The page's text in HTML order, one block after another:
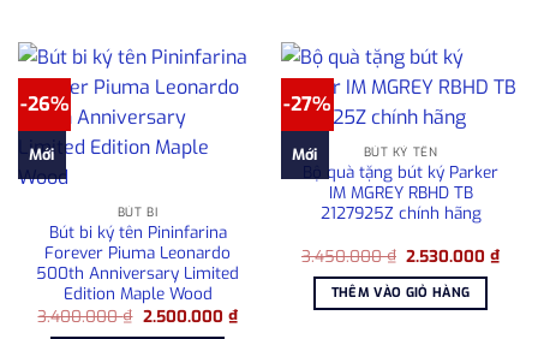
-26%
Mới
BÚT BI
Bút bi ký tên Pininfarina
Forever Piuma Leonardo
500th Anniversary Limited
Edition Maple Wood
3.400.000₫ Giá
2.500.000 ₫Giá
hiện
-27%
Mới BÚT KÝ TÊN
Bộ quà tặng bút ký Parker
IM MGREY RBHD TB
2127925Z chính hãng
3.450.000₫ Giá
là:
3.450.000 ₫.
2.530.000₫Giá
hiện
THÊM VÀO GIỎ HÀNG